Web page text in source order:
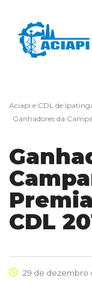
Aciapi e CDL de
Ganhadores da
CDL
29 de dezembro